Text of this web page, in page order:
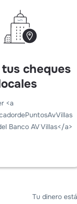
cheques
<a
Banco AV Villas</a>
Tu dinero